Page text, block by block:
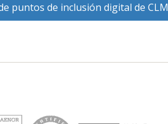
puntos de inclusión digital de CLM